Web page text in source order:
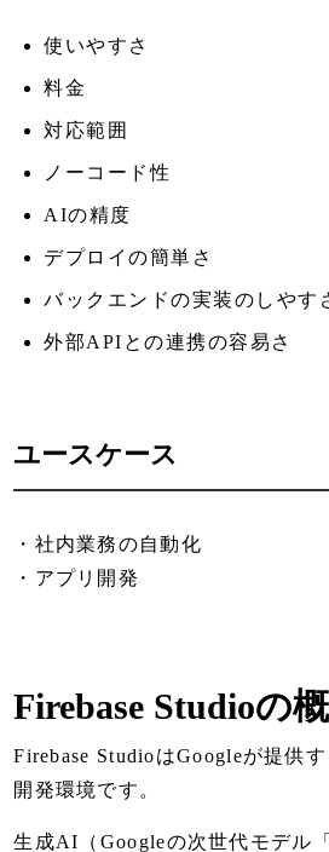
使いやすさ
料金
対応範囲
ノーコード性
AIの精度
デプロイの簡単さ
バックエンドの実装のしやす
外部APIとの連携の容易さ
ユースケース
・社内業務の自動化
・アプリ開発
Firebase Studioの
Firebase StudioはGoogleが提供
開発環境です。
生成AI（Googleの次世代モデル